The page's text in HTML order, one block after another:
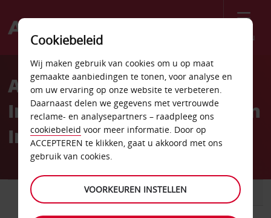
Menu
Welcome
AvisAutoverhuur
Internationale Luchthaven
Iraklion
BESTELWAGEN
Cookiebeleid
Wij maken gebruik van cookies om u op maat
gemaakte aanbiedingen te tonen, voor analyse en
om uw ervaring op onze website te verbeteren.
Daarnaast delen we gegevens met vertrouwde
reclame- en analysepartners – raadpleeg ons
cookiebeleid voor meer informatie. Door op
ACCEPTEREN te klikken, gaat u akkoord met ons
gebruik van cookies.
VOORKEUREN INSTELLEN